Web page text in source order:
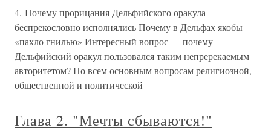
4. Почему прорицания Дельфийского оракула
беспрекословно исполнялись Почему в Дельфах якобы
«пахло гнилью» Интересный вопрос — почему
Дельфийский оракул пользовался таким непререкаемым
авторитетом? По всем основным вопросам религиозной,
общественной и политической
Глава 2. "Мечты сбываются!"